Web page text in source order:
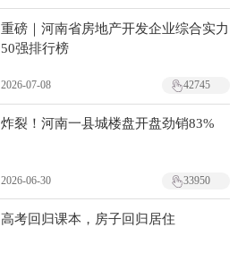
重磅｜河南省房地产开发企业综合实力
50强排行榜
2026-07-08 42745
炸裂！河南一县城楼盘开盘劲销83%
2026-06-30 33950
高考回归课本，房子回归居住